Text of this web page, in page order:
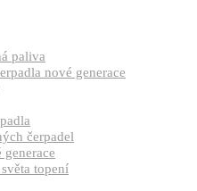
paliva
nové generace
čerpadel
generace
topení